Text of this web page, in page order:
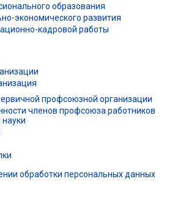
образования
экономического развития
кадровой работы
профсоюзной организации
членов профсоюза работников
обработки персональных данных